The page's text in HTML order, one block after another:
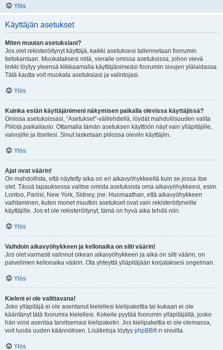
Ylös
Käyttäjän asetukset
Miten muutan asetuksiani?
Jos olet rekisteröitynyt käyttäjä, kaikki asetuksesi tallennetaan foorumin
tietokantaan. Muokataksesi niitä, vieraile omissa asetuksissa, johon vievä
linkki löytyy yleensä klikkaamalla käyttäjänimeäsi foorumin sivujen ylälaidassa.
Tätä kautta voit muokata asetuksiasi ja valintojasi.
Ylös
Kuinka estän käyttäjänimeni näkymisen paikalla olevissa käyttäjissä?
Omissa asetuksissasi, “Asetukset”-välilehdellä, löydät mahdollisuuden valita
Piilota paikallaolo. Ottamalla tämän asetuksen käyttöön näyt vain ylläpitäjille,
valvojille ja itsellesi. Sinut lasketaan piilossa oleviin käyttäjiin.
Ylös
Ajat ovat väärin!
On mahdollista, että näytetty aika on eri aikavyöhykkeeltä kuin se jossa itse
olet. Tässä tapauksessa valitse omista asetuksista oma aikavyöhykkeesi, esim.
Lontoo, Pariisi, New York, Sidney, jne. Huomaathan, että aikavyöhykkeen
vaihtaminen, kuten monet muutkin asetukset ovat vain rekisteröityneille
käyttäjille. Jos et ole rekisteröitynyt, tämä on hyvä aika tehdä niin.
Ylös
Vaihdoin aikavyöhykkeen ja kellonaika on silti väärin!
Jos olet varmasti valinnut oikean aikavyöhykkeen ja aika on silti väärin, on
palvelimen kellonaika väärin. Ota yhteyttä ylläpitäjään korjataksesi ongelman.
Ylös
Kieleni ei ole valittavana!
Joko ylläpitäjä ei ole asentanut kielellesi kielipakettia tai kukaan ei ole
kääntänyt tätä foorumia kielellesi. Kokeile pyytää foorumin ylläpitäjältä, josko
hän voisi asentaa tarvitsemasi kielipaketin. Jos kielipakettia ei ole olemassa,
voit luoda uuden käännöksen. Lisätietoja löytyy phpBB®:n sivuilta.
Ylös